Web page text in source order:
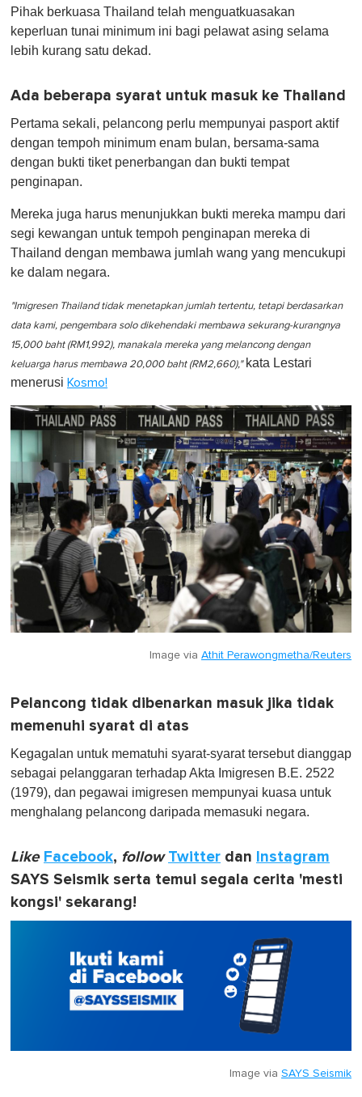
e
,
Pihak berkuasa Thailand telah menguatkuasakan
keperluan tunai minimum ini bagi pelawat asing selama
lebih kurang satu dekad.
Ada beberapa syarat untuk masuk ke Thailand
Pertama sekali, pelancong perlu mempunyai pasport aktif
dengan tempoh minimum enam bulan, bersama-sama
dengan bukti tiket penerbangan dan bukti tempat
penginapan.
Mereka juga harus menunjukkan bukti mereka mampu dari
segi kewangan untuk tempoh penginapan mereka di
Thailand dengan membawa jumlah wang yang mencukupi
ke dalam negara.
"Imigresen Thailand tidak menetapkan jumlah tertentu, tetapi berdasarkan
data kami, pengembara solo dikehendaki membawa sekurang-kurangnya
15,000 baht (RM1,992), manakala mereka yang melancong dengan
keluarga harus membawa 20,000 baht (RM2,660),"kata Lestari
menerusi K osmo!
Image via Athit Perawongmetha/Reuters
Pelancong tidak dibenarkan masuk jika tidak
memenuhi syarat di atas
Kegagalan untuk mematuhi syarat-syarat tersebut dianggap
sebagai pelanggaran terhadap Akta Imigresen B.E. 2522
(1979), dan pegawai imigresen mempunyai kuasa untuk
menghalang pelancong daripada memasuki negara.
Like Facebook, follow Twitter dan Instagram
SAYS Seismik serta temui segala cerita 'mesti
kongsi' sekarang!
Image via SAYS Seismik